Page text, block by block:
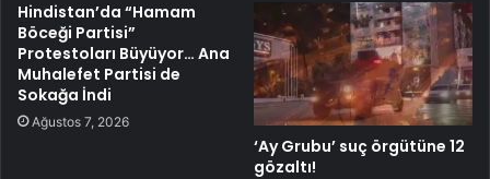
Hindistan’da “Hamam
Böceği Partisi”
Protestoları Büyüyor… Ana
Muhalefet Partisi de
Sokağa İndi
Ağustos 7, 2026
‘Ay Grubu’ suç örgütüne 12
gözaltı!